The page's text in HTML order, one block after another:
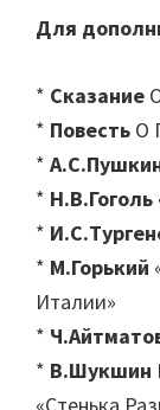
Для
* Сказание
* Повесть О
*
* Н.В.Гоголь
*
* М.Горький
Италии»
*
* В.Шукшин